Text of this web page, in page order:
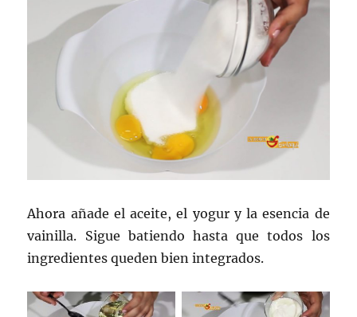
Ahora añade el aceite, el yogur y la esencia de
vainilla. Sigue batiendo hasta que todos los
ingredientes queden bien integrados.